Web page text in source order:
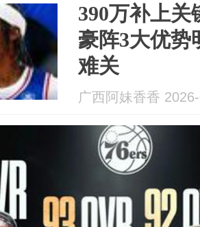
390万补上关
豪阵3大优势
难关
广西阿妹香香